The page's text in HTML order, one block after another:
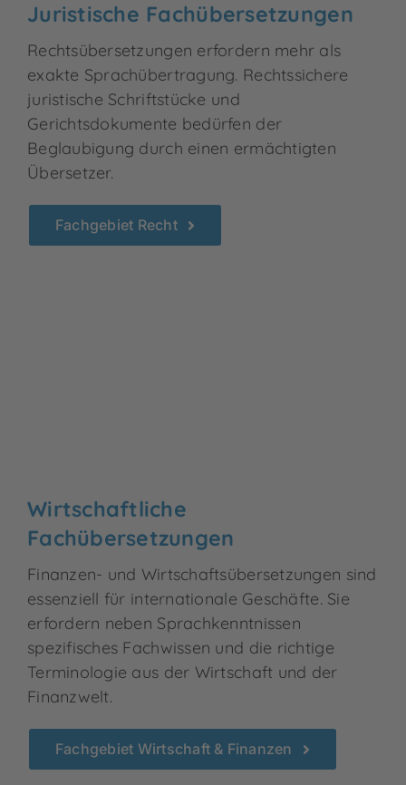
Juristische Fachübersetzungen
Rechtsübersetzungen erfordern mehr als
exakte Sprachübertragung. Rechtssichere
juristische Schriftstücke und
Gerichtsdokumente bedürfen der
Beglaubigung durch einen ermächtigten
Übersetzer.
Fachgebiet Recht
Wirtschaftliche
Fachübersetzungen
Finanzen- und Wirtschaftsübersetzungen sind
essenziell für internationale Geschäfte. Sie
erfordern neben Sprachkenntnissen
spezifisches Fachwissen und die richtige
Terminologie aus der Wirtschaft und der
Finanzwelt.
Fachgebiet Wirtschaft & Finanzen